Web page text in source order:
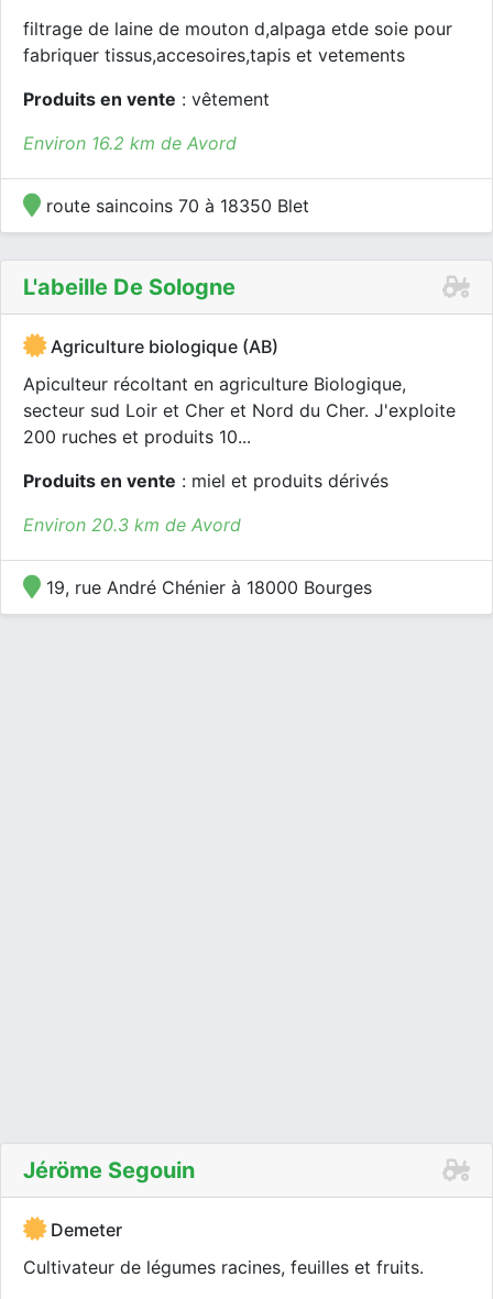
filtrage de laine de mouton d,alpaga etde soie pour
fabriquer tissus,accesoires,tapis et vetements
Produits en vente : vêtement
Environ 16.2 km de Avord
route saincoins 70 à 18350 Blet
L'abeille De Sologne
Agriculture biologique (AB)
Apiculteur récoltant en agriculture Biologique,
secteur sud Loir et Cher et Nord du Cher. J'exploite
200 ruches et produits 10...
Produits en vente : miel et produits dérivés
Environ 20.3 km de Avord
19, rue André Chénier à 18000 Bourges
Jéröme Segouin
Demeter
Cultivateur de légumes racines, feuilles et fruits.